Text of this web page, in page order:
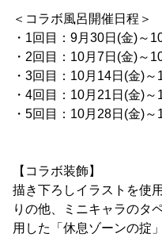
＜コラボ風呂開催日程＞
・1回目：9月30日(金)～
・2回目：10月7日(金)～
・3回目：10月14日(金)
・4回目：10月21日(金)
・5回目：10月28日(金)
【コラボ装飾】
描き下ろしイラストを使
りの他、ミニキャラのタ
用した「休息ゾーンの掟